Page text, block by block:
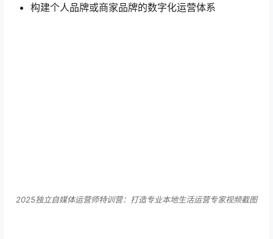
构建个人品牌或商家品牌的数字化运营体系